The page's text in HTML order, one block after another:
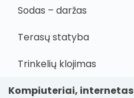
Sodas – daržas
Terasų statyba
Trinkelių klojimas
Kompiuteriai, internetas